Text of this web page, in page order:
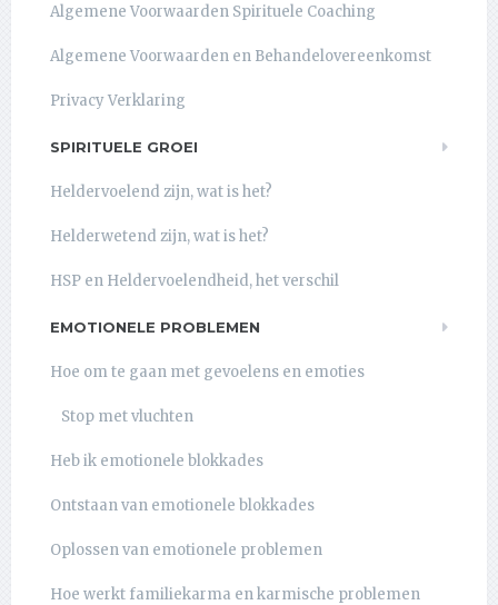
Algemene Voorwaarden Spirituele Coaching
Algemene Voorwaarden en Behandelovereenkomst
Privacy Verklaring
SPIRITUELE GROEI
Heldervoelend zijn, wat is het?
Helderwetend zijn, wat is het?
HSP en Heldervoelendheid, het verschil
EMOTIONELE PROBLEMEN
Hoe om te gaan met gevoelens en emoties
Stop met vluchten
Heb ik emotionele blokkades
Ontstaan van emotionele blokkades
Oplossen van emotionele problemen
Hoe werkt familiekarma en karmische problemen